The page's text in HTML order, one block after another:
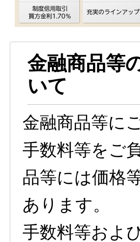
金融商品等
いて
金融商品等に
手数料等をご
品等には価格
あります。
手数料等およ